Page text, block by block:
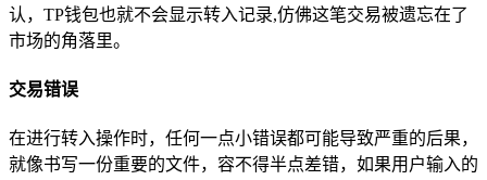
认，TP钱包也就不会显示转入记录,仿佛这笔交易被遗忘在了
市场的角落里。
交易错误
在进行转入操作时，任何一点小错误都可能导致严重的后果，
就像书写一份重要的文件，容不得半点差错，如果用户输入的